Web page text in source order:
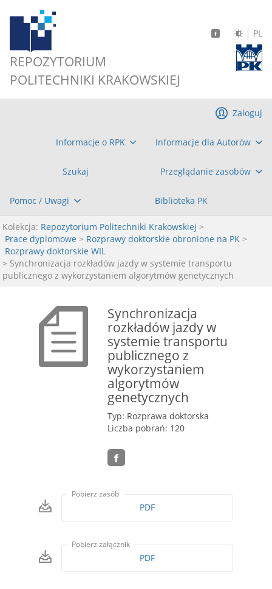
REPOZYTORIUM
POLITECHNIKI KRAKOWSKIEJ
PL
Informacje o RPK Informacje dla Autorów
Szukaj Przeglądanie zasobów
Pomoc / Uwagi Biblioteka PK
Zaloguj
Kolekcja: Repozytorium Politechniki Krakowskiej >
Prace dyplomowe > Rozprawy doktorskie obronione na PK >
Rozprawy doktorskie WIL
> Synchronizacja rozkładów jazdy w systemie transportu
publicznego z wykorzystaniem algorytmów genetycznych
Synchronizacja
rozkładów jazdy w
systemie transportu
publicznego z
wykorzystaniem
algorytmów
genetycznych
Typ: Rozprawa doktorska
Liczba pobrań: 120
Pobierz zasób
PDF
Pobierz załącznik
PDF